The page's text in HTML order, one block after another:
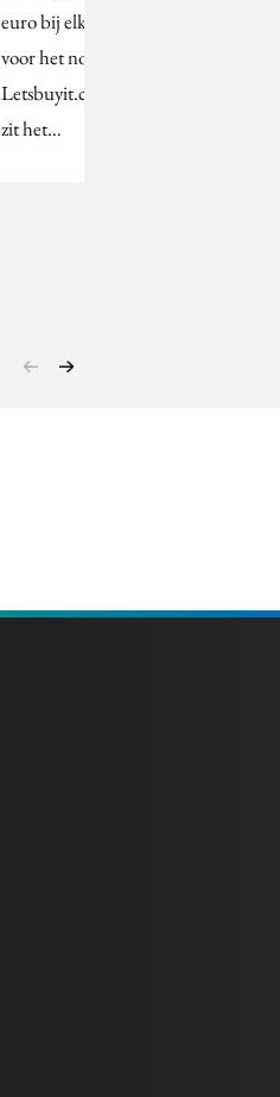
euro bij elkaar gebracht
voor het noodlijdende
Letsbuyit.com. Daarbij
zit het…